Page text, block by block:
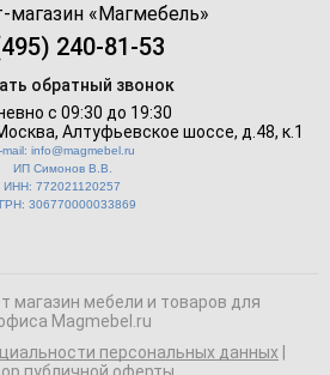
магазин «Магмебель»
240-81-53
обратный звонок
с 09:30 до 19:30
Алтуфьевское шоссе, д.48, к.1
mail: info@magmebel.ru
ИП Симонов В.В.
ИНН: 772021120257
306770000033869
магазин мебели и товаров для
Magmebel.ru
персональных данных
публичной оферты